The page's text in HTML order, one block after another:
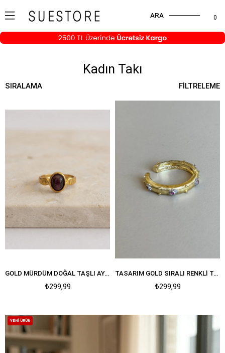
0
ARA
Kadın Takı
FILTRELEME
SIRALAMA
GOLD MÜRDÜM DOĞAL TAŞLI AYARLANABILIR YÜZÜK
₺299,99
TASARIM GOLD SIRALI RENKLI TAŞLI AYARLANABILIR YÜZÜK
₺299,99
YENI ÜRÜN